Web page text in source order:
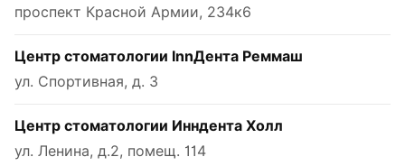
проспект Красной Армии, 234к6
Центр стоматологии InnДента Реммаш
ул. Спортивная, д. 3
Центр стоматологии Инндента Холл
ул. Ленина, д.2, помещ. 114